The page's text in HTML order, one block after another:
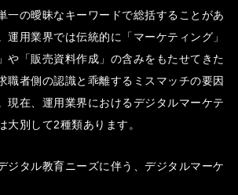
一の曖昧なキーワードで総括することがあ
運用業界では伝統的に「マーケティング」
や「販売資料作成」の含みをもたせてきた
職者側の認識と乖離するミスマッチの要因
現在、運用業界におけるデジタルマーケテ
大別して2種類あります。
タル教育ニーズに伴う、デジタルマーケ